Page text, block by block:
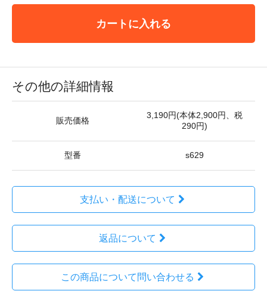
カートに入れる
その他の詳細情報
販売価格
3,190円(本体2,900円、税
290円)
型番 s629
支払い・配送について
返品について
この商品について問い合わせる